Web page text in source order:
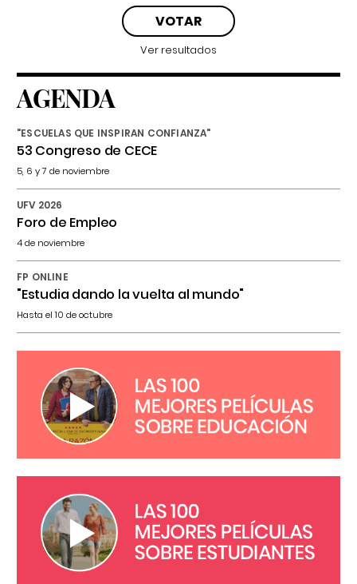
Ver resultados
AGENDA
"ESCUELAS QUE INSPIRAN CONFIANZA"
53 Congreso de CECE
5, 6 y 7 de noviembre
UFV 2026
Foro de Empleo
4 de noviembre
FP ONLINE
"Estudia dando la vuelta al mundo"
Hasta el 10 de octubre